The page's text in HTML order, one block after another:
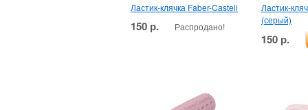
Ластик-клячка Faber-Castell
150 р. Распродано!
Ластик-
(серый)
150 р.